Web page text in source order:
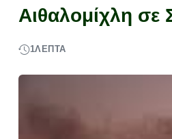
Αιθαλομίχλη σε
1ΛΕΠΤΆ